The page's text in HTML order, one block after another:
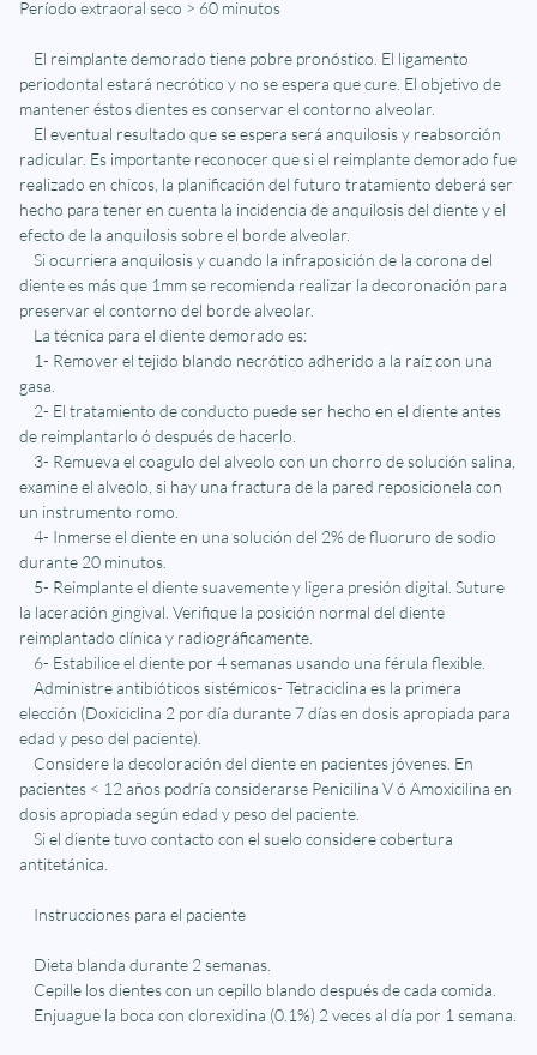
Período extraoral seco > 60 minutos
El reimplante demorado tiene pobre pronóstico. El ligamento
periodontal estará necrótico y no se espera que cure. El objetivo de
mantener éstos dientes es conservar el contorno alveolar.
El eventual resultado que se espera será anquilosis y reabsorción
radicular. Es importante reconocer que si el reimplante demorado fue
realizado en chicos, la planificación del futuro tratamiento deberá ser
hecho para tener en cuenta la incidencia de anquilosis del diente y el
efecto de la anquilosis sobre el borde alveolar.
Si ocurriera anquilosis y cuando la infraposición de la corona del
diente es más que 1mm se recomienda realizar la decoronación para
preservar el contorno del borde alveolar.
La técnica para el diente demorado es:
1- Remover el tejido blando necrótico adherido a la raíz con una
gasa.
2- El tratamiento de conducto puede ser hecho en el diente antes
de reimplantarlo ó después de hacerlo.
3- Remueva el coagulo del alveolo con un chorro de solución salina,
examine el alveolo, si hay una fractura de la pared reposicionela con
un instrumento romo.
4- Inmerse el diente en una solución del 2% de fluoruro de sodio
durante 20 minutos.
5- Reimplante el diente suavemente y ligera presión digital. Suture
la laceración gingival. Verifique la posición normal del diente
reimplantado clínica y radiográficamente.
6- Estabilice el diente por 4 semanas usando una férula flexible.
Administre antibióticos sistémicos- Tetraciclina es la primera
elección (Doxiciclina 2 por día durante 7 días en dosis apropiada para
edad y peso del paciente).
Considere la decoloración del diente en pacientes jóvenes. En
pacientes < 12 años podría considerarse Penicilina V ó Amoxicilina en
dosis apropiada según edad y peso del paciente.
Si el diente tuvo contacto con el suelo considere cobertura
antitetánica.
Instrucciones para el paciente
Dieta blanda durante 2 semanas.
Cepille los dientes con un cepillo blando después de cada comida.
Enjuague la boca con clorexidina (0.1%) 2 veces al día por 1 semana.